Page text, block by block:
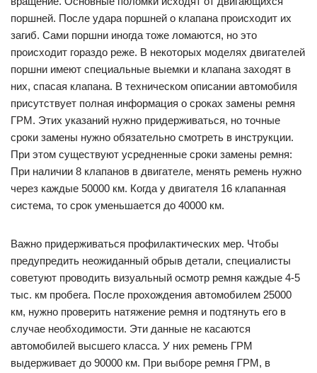
поршней. После удара поршней о клапана происходит их
загиб. Сами поршни иногда тоже ломаются, но это
происходит гораздо реже. В некоторых моделях двигателей
поршни имеют специальные выемки и клапана заходят в
них, спасая клапана. В техническом описании автомобиля
присутствует полная информация о сроках замены ремня
ГРМ. Этих указаний нужно придерживаться, но точные
сроки замены нужно обязательно смотреть в инструкции.
При этом существуют усредненные сроки замены ремня:
При наличии 8 клапанов в двигателе, менять ремень нужно
через каждые 50000 км. Когда у двигателя 16 клапанная
система, то срок уменьшается до 40000 км.
Важно придерживаться профилактических мер. Чтобы
предупредить неожиданный обрыв детали, специалисты
советуют проводить визуальный осмотр ремня каждые 4-5
тыс. км пробега. После прохождения автомобилем 25000
км, нужно проверить натяжение ремня и подтянуть его в
случае необходимости. Эти данные не касаются
автомобилей высшего класса. У них ремень ГРМ
выдерживает до 90000 км. При выборе ремня ГРМ, в